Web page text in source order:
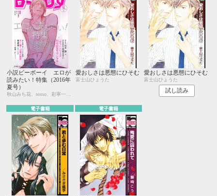
小説ビーボーイ エロが
読みたい！特集（2016年
夏号）
秋山みち花、sosso、彩寧一叶、キツヲ、はるの紗帆、月輝、飯田実樹、ひたき、水壬楓子、しおべり由生、比奈咲カオル、中森、あさぎり夕、剣 解、佐倉井シオ、白崎小夜、林 マキ、永井三郎、あじみね朔生、座裏屋蘭丸、高世ナオキ、宇良ままじ、園千代子
愛おしさは悪態にひそむ
富士山ひょうた
愛おしさは悪態にひそむ
富士山ひょうた
試し読み
電子書籍 電子書籍